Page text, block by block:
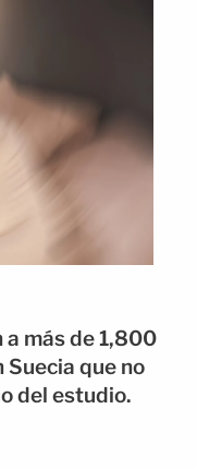
más de 1,800
Suecia que no
del estudio.